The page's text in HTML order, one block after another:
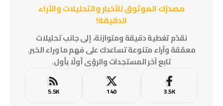
مصدرُك الموثوق للأخبار والتحليلات والآراء
الدقيقة!
نقدّم تغطية دقيقة ومتوازنة، إلى جانب تحليلات
معمّقة وآراء متنوعة تساعدك على فهم ما وراء الخبر.
تابع آخر المستجدات والرؤى أولًا بأول.
3.5K
140
5.5K